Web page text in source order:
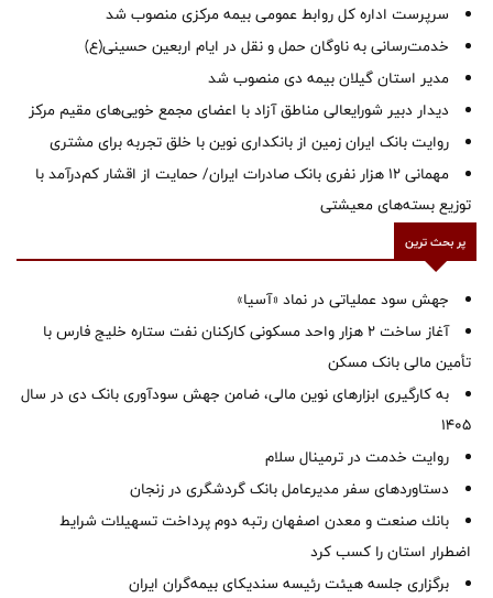
سرپرست اداره کل روابط عمومی بیمه مرکزی منصوب شد
خدمت‌رسانی به ناوگان حمل و نقل در ایام اربعین حسینی(ع)
‌مدیر استان گیلان بیمه دی منصوب شد
دیدار دبیر شورایعالی مناطق آزاد با اعضای مجمع خویی‌های مقیم مرکز
روایت بانک ایران زمین از بانکداری نوین با خلق تجربه برای مشتری
مهمانی ۱۲ هزار نفری بانک صادرات ایران/ حمایت از اقشار کم‌درآمد با
توزیع بسته‌های معیشتی
پر بحث ترین
جهش سود عملیاتی در نماد «آسیا»
آغاز ساخت ۲ هزار واحد مسکونی کارکنان نفت ستاره خلیج فارس با
تأمین مالی بانک مسکن
به کارگیری ابزارهای نوین مالی، ضامن جهش سودآوری بانک دی در سال
1405
روایت خدمت در ترمینال سلام
دستاوردهای سفر مدیرعامل بانک گردشگری در زنجان
بانك صنعت و معدن اصفهان رتبه دوم پرداخت تسهیلات شرایط
اضطرار استان را كسب كرد
برگزاری جلسه هیئت رئیسه سندیکای بیمه‌گران ایران